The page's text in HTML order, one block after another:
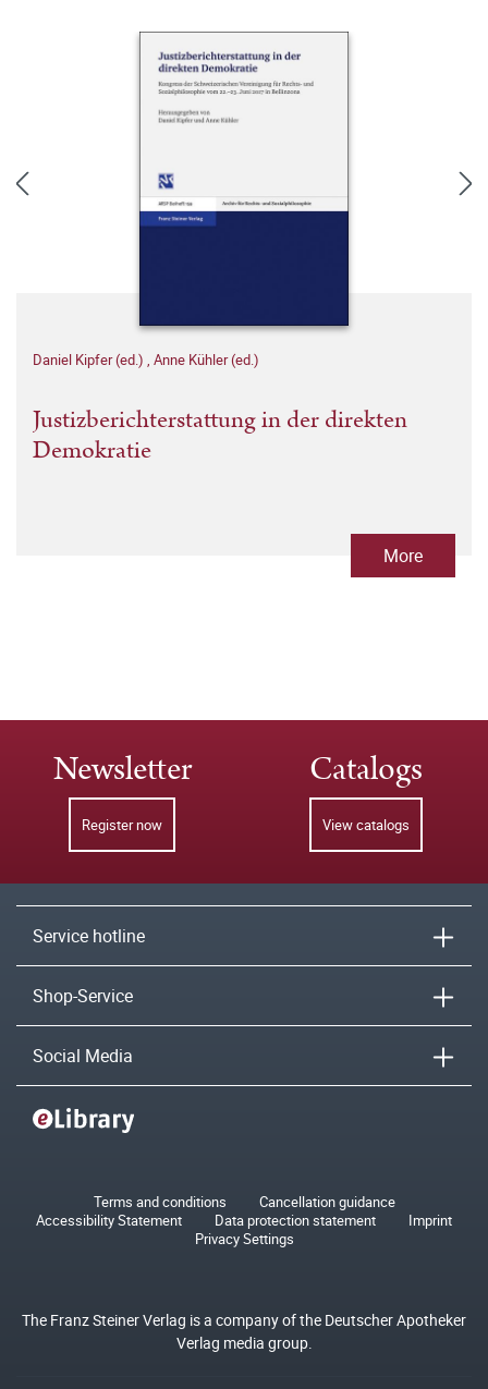
Daniel Kipfer (ed.) , Anne Kühler (ed.)
Justizberichterstattung in der direkten
Demokratie
More
Newsletter
Register now
Catalogs
View catalogs
Service hotline
Shop-Service
Social Media
Terms and conditions
Cancellation guidance
Accessibility Statement
Data protection statement
Imprint
Privacy Settings
The Franz Steiner Verlag is a company of the Deutscher Apotheker
Verlag media group.